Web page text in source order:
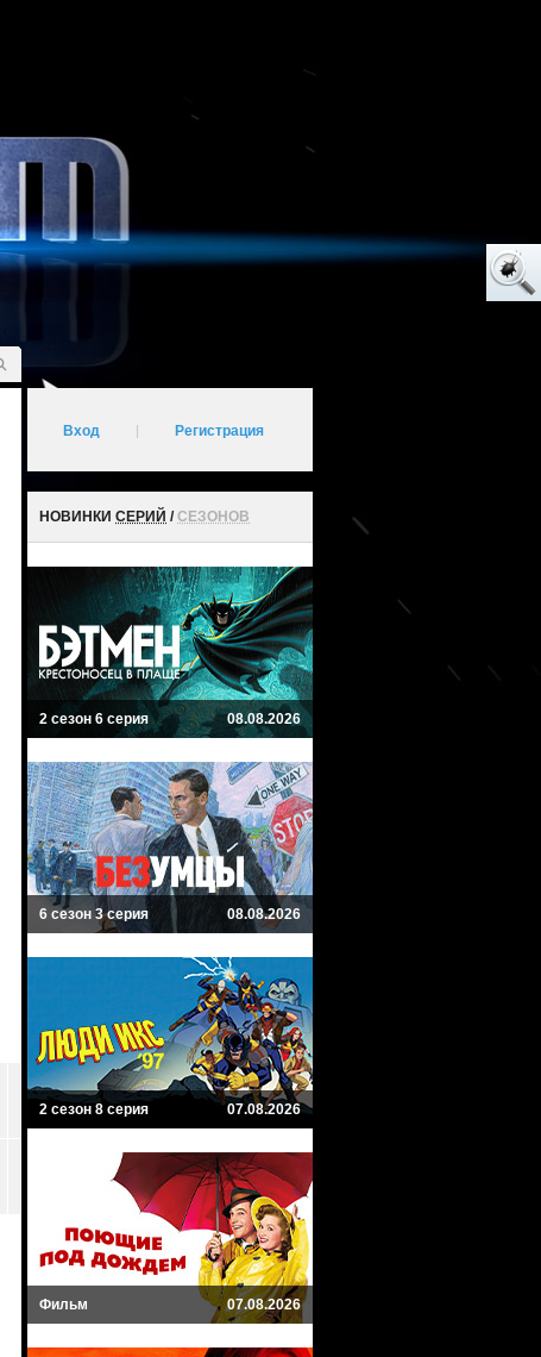
Вход Регистрация
НОВИНКИ СЕРИЙ /СЕЗОНОВ
2 сезон 6 серия 08.08.2026
6 сезон 3 серия 08.08.2026
2 сезон 8 серия 07.08.2026
Фильм 07.08.2026